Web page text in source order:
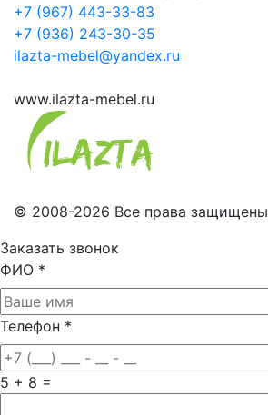
+7 (967) 443-33-83
+7 (936) 243-30-35
ilazta-mebel@yandex.ru
www.ilazta-mebel.ru
© 2008-2026 Все права защищены
Заказать звонок
ФИО *
Телефон *
5 + 8 =